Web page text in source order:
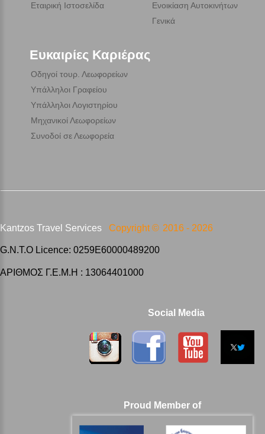
Εταιρική Ιστοσελίδα
Ενοικίαση Αυτοκινήτων
Γενικά
Ευκαιρίες Καριέρας
Οδηγοί τουρ. Λεωφορείων
Υπάλληλοι Γραφείου
Υπάλληλοι Λογιστηρίου
Μηχανικοί Λεωφορείων
Συνοδοί σε Λεωφορεία
Kantzos Travel Services Copyright © 2016 - 2026
G.N.T.O Licence: 0259E60000489200
ΑΡΙΘΜΟΣ Γ.Ε.Μ.Η : 13064401000
Social Media
Proud Member of